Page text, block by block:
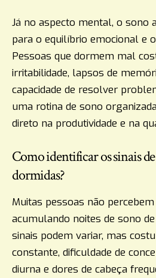
Já no aspecto mental, o sono
para o equilíbrio emocional e
Pessoas que dormem mal
irritabilidade, lapsos de
capacidade de resolver
uma rotina de sono
direto na produtividade e na
Como identificar os sinais
dormidas?
Muitas pessoas não
acumulando noites de sono de
sinais podem variar, mas
constante, dificuldade de
diurna e dores de cabeça